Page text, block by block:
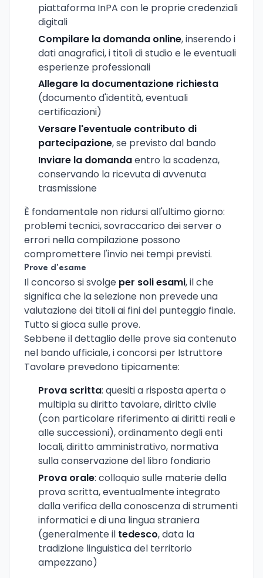
piattaforma InPA con le proprie credenziali
digitali
Compilare la domanda online, inserendo i
dati anagrafici, i titoli di studio e le eventuali
esperienze professionali
Allegare la documentazione richiesta
(documento d'identità, eventuali
certificazioni)
Versare l'eventuale contributo di
partecipazione, se previsto dal bando
Inviare la domandaentro la scadenza,
conservando la ricevuta di avvenuta
trasmissione
È fondamentale non ridursi all'ultimo giorno:
problemi tecnici, sovraccarico dei server o
errori nella compilazione possono
compromettere l'invio nei tempi previsti.
Prove d'esame
Il concorso si svolge per soli esami, il che
significa che la selezione non prevede una
valutazione dei titoli ai fini del punteggio finale.
Tutto si gioca sulle prove.
Sebbene il dettaglio delle prove sia contenuto
nel bando ufficiale, i concorsi per Istruttore
Tavolare prevedono tipicamente:
Prova scritta: quesiti a risposta aperta o
multipla su diritto tavolare, diritto civile
(con particolare riferimento ai diritti reali e
alle successioni), ordinamento degli enti
locali, diritto amministrativo, normativa
sulla conservazione del libro fondiario
Prova orale: colloquio sulle materie della
prova scritta, eventualmente integrato
dalla verifica della conoscenza di strumenti
informatici e di una lingua straniera
(generalmente il tedesco, data la
tradizione linguistica del territorio
ampezzano)